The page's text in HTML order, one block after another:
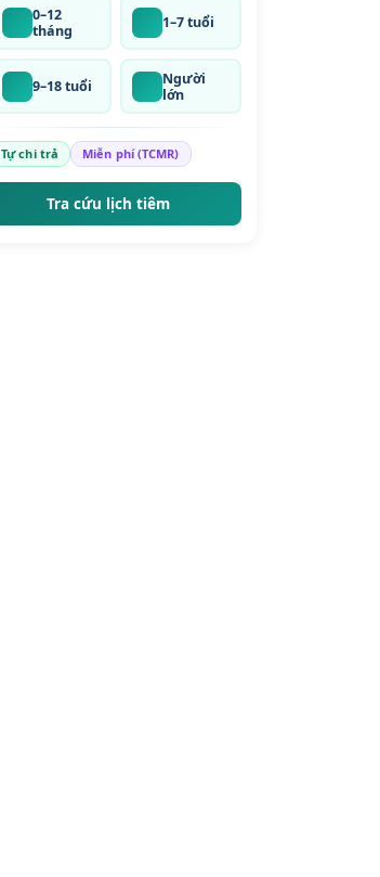
0–12
tháng
1–7 tuổi
9–18 tuổi
Người
lớn
Tự chi trả Miễn phí (TCMR)
Tra cứu lịch tiêm